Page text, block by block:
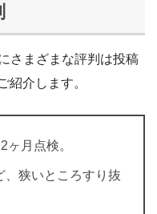
さまざまな評判は投稿
紹介します。
ヶ月点検。
、狭いところすり抜